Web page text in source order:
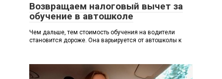
Возвращаем налоговый вычет за
обучение в автошколе
Чем дальше, тем стоимость обучения на водители
становится дороже. Она варьируется от автошколы к